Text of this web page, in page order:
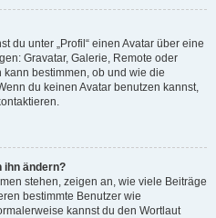
du unter „Profil“ einen Avatar über eine
Gravatar, Galerie, Remote oder
bestimmen, ob und wie die
du keinen Avatar benutzen kannst,
ihn ändern?
stehen, zeigen an, wie viele Beiträge
bestimmte Benutzer wie
kannst du den Wortlaut